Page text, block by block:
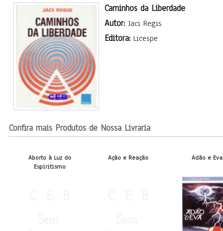
Caminhos da Liberdade
Autor: Jaci Regis
Editora: Licespe
Confira mais Produtos de Nossa Livraria
Aborto à Luz do
Espiritismo
Ação e Reação Adão e Eva